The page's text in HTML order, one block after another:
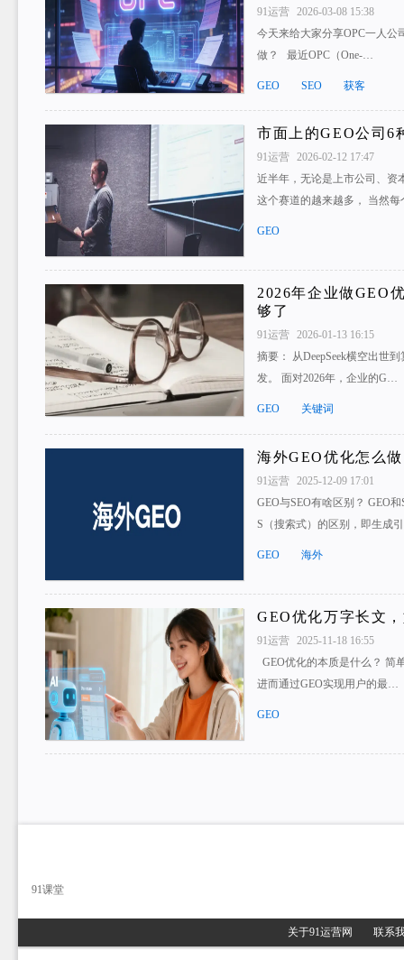
91运营
2026-03-08 15:38
今天来给大家分享OPC一人公
做？ 最近OPC（One-…
GEO SEO 获客
市面上的GEO公司6
91运营 2026-02-12 17:47
近半年，无论是上市公司、资
这个赛道的越来越多， 当然
GEO
2026年企业做GEO
够了
91运营 2026-01-13 16:15
摘要： 从DeepSeek横空出世
发。 面对2026年，企业的G…
GEO 关键词
海外GEO优化怎么
91运营 2025-12-09 17:01
GEO与SEO有啥区别？ GEO
S（搜索式）的区别，即生成
GEO 海外
GEO优化万字长文
91运营 2025-11-18 16:55
GEO优化的本质是什么？ 简
进而通过GEO实现用户的最…
GEO
91课堂
关于91运营网 联系